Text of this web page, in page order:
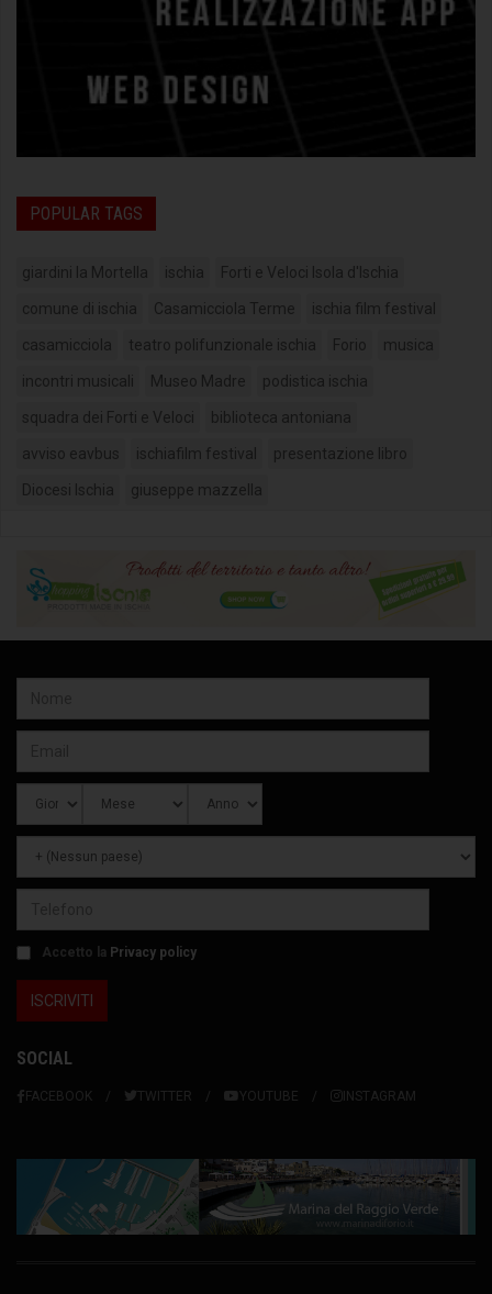
POPULAR TAGS
giardini la Mortella ischia Forti e Veloci Isola d'Ischia
comune di ischia Casamicciola Terme ischia film festival
casamicciola teatro polifunzionale ischia Forio musica
incontri musicali Museo Madre podistica ischia
squadra dei Forti e Veloci biblioteca antoniana
avviso eavbus ischiafilm festival presentazione libro
Diocesi Ischia giuseppe mazzella
Accetto la Privacy policy
SOCIAL
FACEBOOK TWITTER YOUTUBE INSTAGRAM